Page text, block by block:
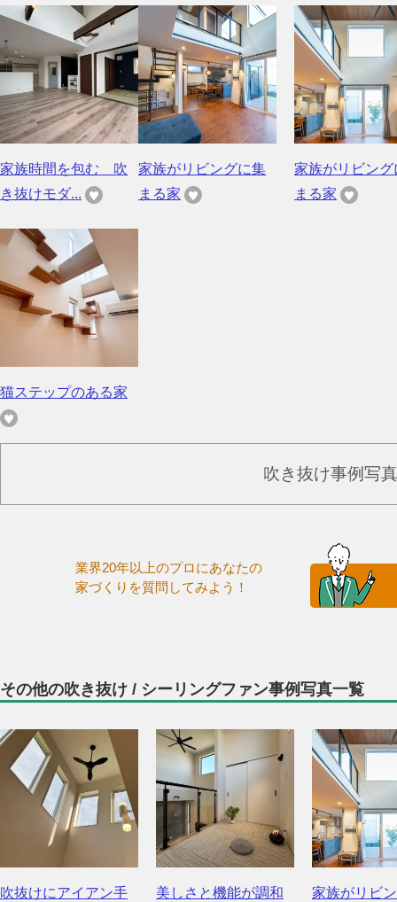
家族時間を包む 吹
き抜けモダ...
家族がリビングに集
まる家
家族がリビング
まる家
猫ステップのある家
吹き抜け事例写
業界20年以上のプロにあなたの
家づくりを質問してみよう！
その他の吹き抜け / シーリングファン事例写真一覧
吹抜けにアイアン手
美しさと機能が調和
家族がリビ